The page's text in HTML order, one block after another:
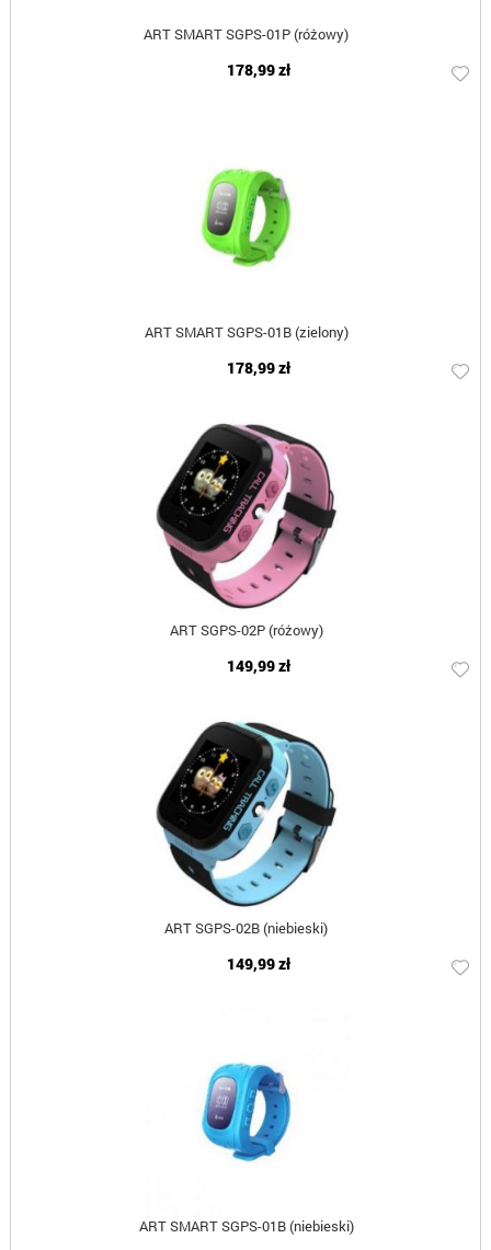
ART SMART SGPS-01P (różowy)
178,99 zł
ART SMART SGPS-01B (zielony)
178,99 zł
ART SGPS-02P (różowy)
149,99 zł
ART SGPS-02B (niebieski)
149,99 zł
ART SMART SGPS-01B (niebieski)